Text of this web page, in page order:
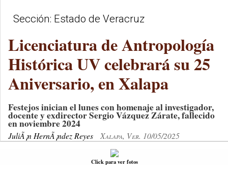
Sección: Estado de Veracruz
Licenciatura de Antropología
Histórica UV celebrará su 25
Aniversario, en Xalapa
Festejos inician el lunes con homenaje al investigador,
docente y exdirector Sergio Vázquez Zárate, fallecido
en noviembre 2024
JuliÃ¡n HernÃ¡ndez Reyes Xalapa, Ver. 10/05/2025
Click para ver fotos